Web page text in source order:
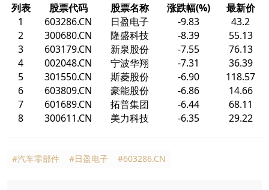
列表
股票代码 股票名称 涨跌幅(%)
最新价
1
603286.CN 日盈电子 -9.83
43.2
2
300680.CN 隆盛科技 -8.39
55.13
3
603179.CN 新泉股份 -7.55
76.13
4
002048.CN 宁波华翔 -7.31
36.39
5
301550.CN 斯菱股份 -6.90
118.57
6
603809.CN 豪能股份 -6.86
14.66
7
601689.CN 拓普集团 -6.44
68.11
8
300611.CN 美力科技 -6.35 29.22
#汽车零部件 #日盈电子 #603286.CN